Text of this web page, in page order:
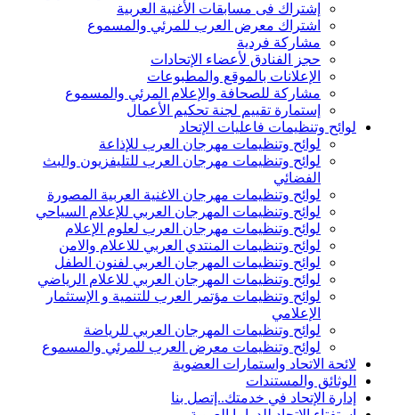
إشتراك فى مسابقات الأغنية العربية
اشتراك معرض العرب للمرئي والمسموع
مشاركة فردية
حجز الفنادق لأعضاء الإتحادات
الإعلانات بالموقع والمطبوعات
مشاركة للصحافة والإعلام المرئي والمسموع
إستمارة تقييم لجنة تحكيم الأعمال
لوائح وتنظيمات فاعليات الإتحاد
لوائح وتنظيمات مهرجان العرب للإذاعة
لوائح وتنظيمات مهرجان العرب للتليفزيون والبث
الفضائي
لوائح وتنظيمات مهرجان الاغنية العربية المصورة
لوائح وتنظيمات المهرجان العربي للإعلام السياحي
لوائح وتنظيمات مهرجان العرب لعلوم الإعلام
لوائح وتنظيمات المنتدي العربي للاعلام والامن
لوائح وتنظيمات المهرجان العربي لفنون الطفل
لوائح وتنظيمات المهرجان العربي للاعلام الرياضي
لوائح وتنظيمات مؤتمر العرب للتنمية و الإستثمار
الإعلامي
لوائح وتنظيمات المهرجان العربي للرياضة
لوائح وتنظيمات معرض العرب للمرئي والمسموع
لائحة الاتحاد واستمارات العضوية
الوثائق والمستندات
إدارة الإتحاد في خدمتك..إتصل بنا